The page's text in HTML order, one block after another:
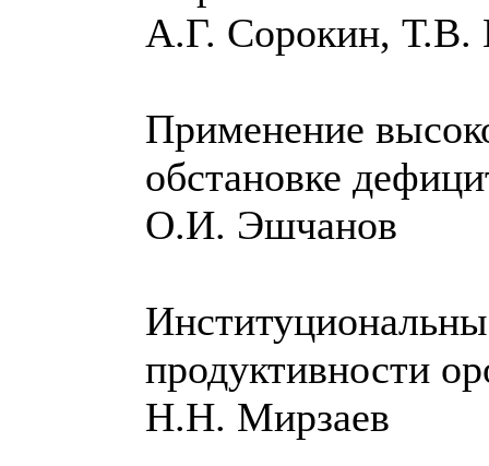
А.Г. Сорокин,
Применение
обстановке
О.И. Эшчанов
продуктивности
Н.Н. Мирзаев